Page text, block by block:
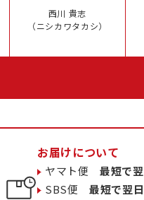
西川 貴志
（ニシカワタカシ）
お届けについて
ヤマト便最短で
SBS便最短で翌